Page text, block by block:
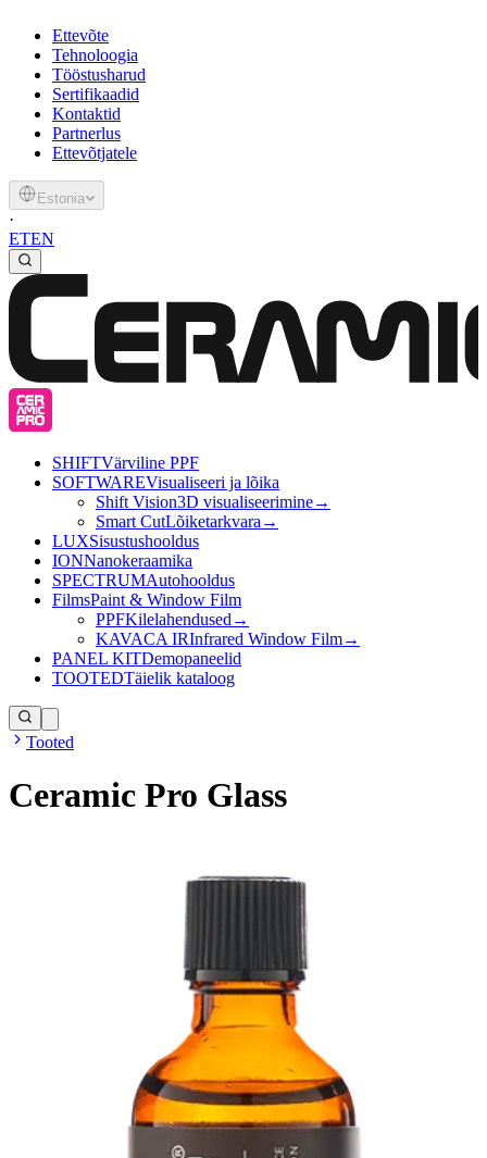
Ettevõte
Tehnoloogia
Tööstusharud
Sertifikaadid
Kontaktid
Partnerlus
Ettevõtjatele
Estonia
·
ETEN
SHIFTVärviline PPF
SOFTWAREVisualiseeri ja lõika
Shift Vision3D visualiseerimine→
Smart CutLõiketarkvara →
LUXSisustushooldus
IONNanokeraamika
SPECTRUMAutohooldus
FilmsPaint & Window Film
PPFKilelahendused →
KAVACA IRInfrared Window Film→
PANEL KITDemopaneelid
TOOTEDTäielik kataloog
Tooted
Ceramic Pro Glass